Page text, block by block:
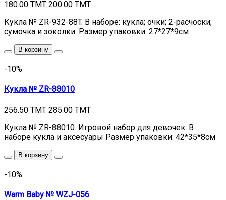
180.00 TMT 200.00 TMT
Кукла № ZR-932-88T. В наборе: кукла; очки; 2-расчоски;
сумочка и зоколки. Размер упаковки: 27*27*9см
В корзину
-10%
Кукла № ZR-88010
256.50 TMT 285.00 TMT
Кукла № ZR-88010. Игровой набор для девочек. В
наборе кукла и аксесуары Размер упаковки: 42*35*8см
В корзину
-10%
Warm Baby № WZJ-056